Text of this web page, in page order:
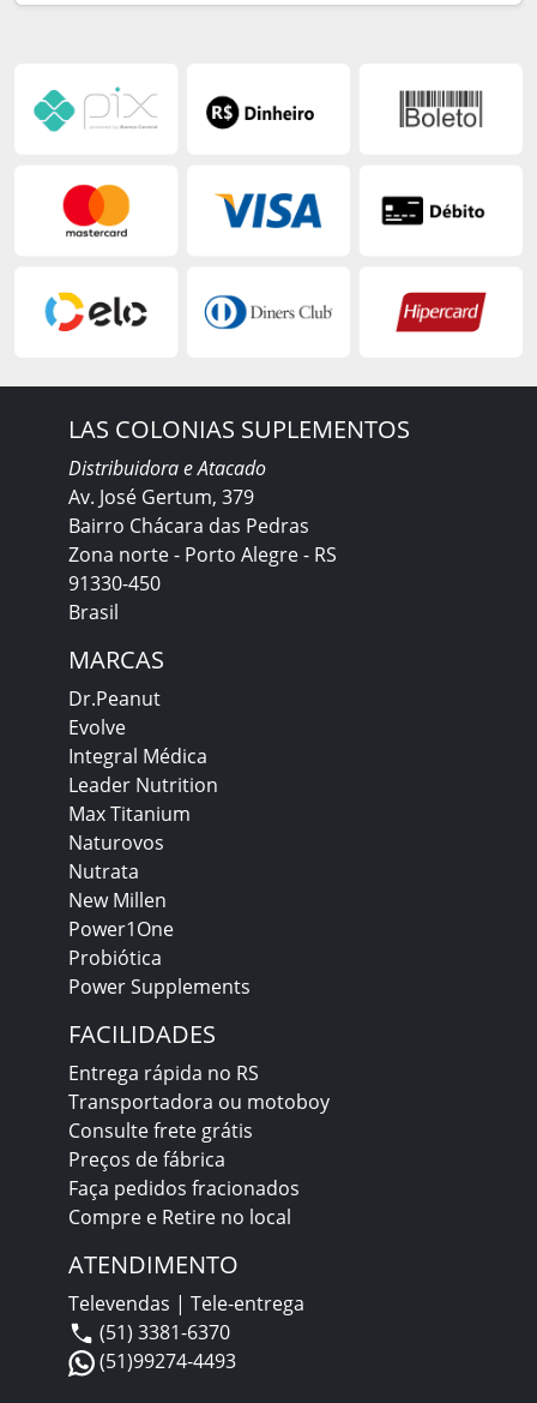
LAS COLONIAS SUPLEMENTOS
Distribuidora e Atacado
Av. José Gertum, 379
Bairro Chácara das Pedras
Zona norte - Porto Alegre - RS
91330-450
Brasil
MARCAS
Dr.Peanut
Evolve
Integral Médica
Leader Nutrition
Max Titanium
Naturovos
Nutrata
New Millen
Power1One
Probiótica
Power Supplements
FACILIDADES
Entrega rápida no RS
Transportadora ou motoboy
Consulte frete grátis
Preços de fábrica
Faça pedidos fracionados
Compre e Retire no local
ATENDIMENTO
Televendas | Tele-entrega
(51) 3381-6370
(51)99274-4493